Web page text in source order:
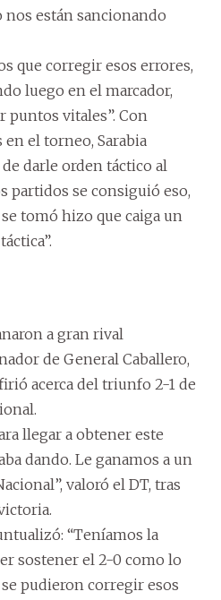
nos están sancionando
que corregir esos errores,
luego en el marcador,
puntos vitales”. Con
el torneo, Sarabia
darle orden táctico al
partidos se consiguió eso,
tomó hizo que caiga un
a gran rival
de General Caballero,
acerca del triunfo 2-1 de
llegar a obtener este
dando. Le ganamos a un
valoró el DT, tras
“Teníamos la
sostener el 2-0 como lo
pudieron corregir esos